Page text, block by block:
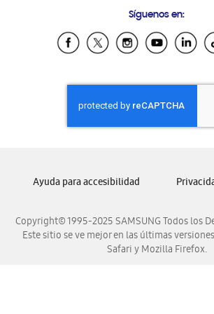
Samsung Ecuador
Samsung El Salvador
Samsung Honduras
Samsung Nicaragua
Samsung Panamá
Samsung Venezuela
Síguenos en:
Copyright© 1995-2025 SAMSUNG Todos los
Este sitio se ve mejor en las últimas
Safari y Mozilla Firefox.
Ayuda para accesibilidad